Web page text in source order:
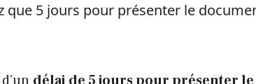
que 5 jours pour présenter le